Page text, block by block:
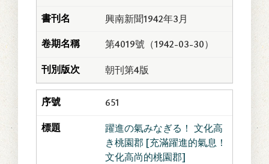
興南新聞1942年3月
第4019號（1942-03-30）
朝刊第4版
651
躍進の氣みなぎる！ 文化高
き桃園郡 [充滿躍進的氣息！
文化高尚的桃園郡]